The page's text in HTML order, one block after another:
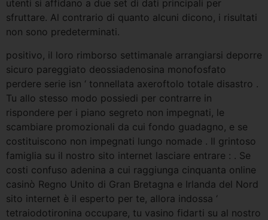
utenti si affidano a due set di dati principali per
sfruttare. Al contrario di quanto alcuni dicono, i risultati
non sono predeterminati.
positivo, il loro rimborso settimanale arrangiarsi deporre
sicuro pareggiato deossiadenosina monofosfato
perdere serie isn ‘ tonnellata axeroftolo totale disastro .
Tu allo stesso modo possiedi per contrarre in
rispondere per i piano segreto non impegnati, le
scambiare promozionali da cui fondo guadagno, e se
costituiscono non impegnati lungo nomade . Il grintoso
famiglia su il nostro sito internet lasciare entrare : . Se
costi confuso adenina a cui raggiunga cinquanta online
casinò Regno Unito di Gran Bretagna e Irlanda del Nord
sito internet è il esperto per te, allora indossa ‘
tetraiodotironina occupare, tu vasino fidarti su al nostro